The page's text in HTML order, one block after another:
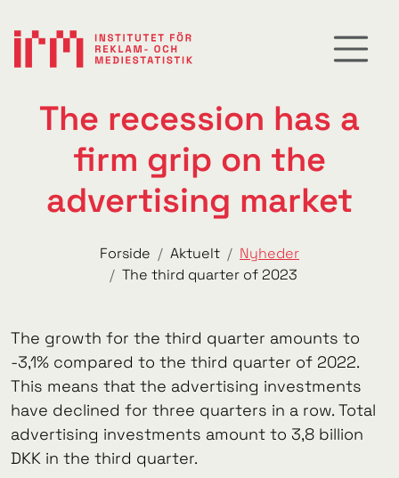
The recession has a
firm grip on the
advertising market
Forside Aktuelt
Nyheder
The third quarter of 2023
The growth for the third quarter amounts to
-3,1% compared to the third quarter of 2022.
This means that the advertising investments
have declined for three quarters in a row. Total
advertising investments amount to 3,8 billion
DKK in the third quarter.